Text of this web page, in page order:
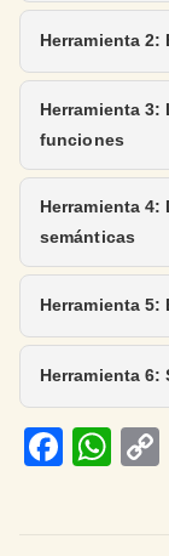
Herramienta
Herramienta
funciones
Herramienta
semánticas
Herramienta 5:
Herramienta
Fa
W